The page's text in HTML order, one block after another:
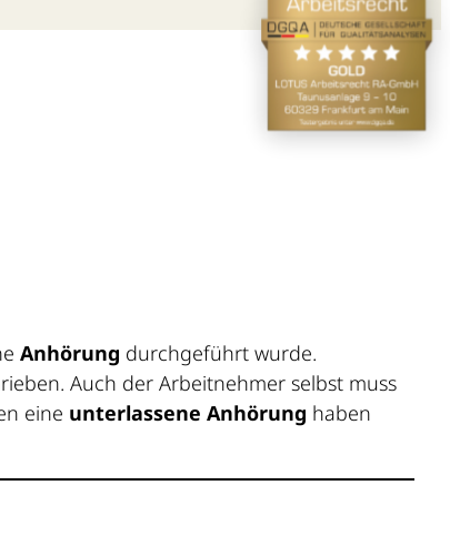
Anhörung durchgeführt wurde.
Auch der Arbeitnehmer selbst muss
eine unterlassene Anhörung haben